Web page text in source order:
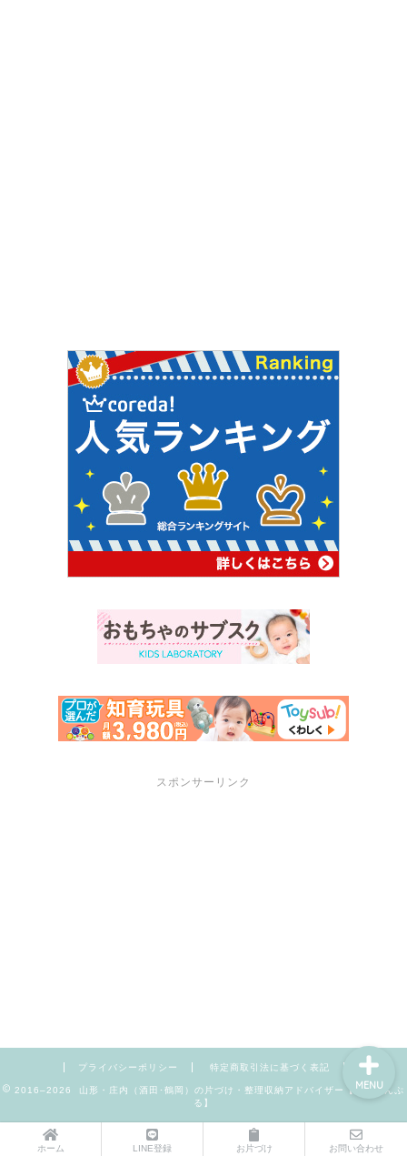
スポンサーリンク
プライバシーポリシー 特定商取引法に基づく表記
2016–2026 山形・庄内（酒田･鶴岡）の片づけ・整理収納アドバイザー【暮らしんぷ
る】
ホーム LINE登録 お片づけ お問い合わせ
MENU